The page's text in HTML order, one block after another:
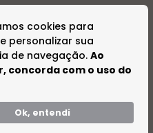
cookies para
personalizar sua
de navegação. Ao
concorda com o uso do
Ok, entendi
Tire suas Dúvidas